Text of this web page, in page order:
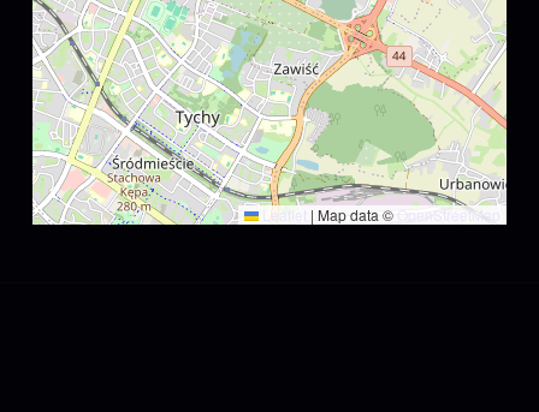
Leaflet | Map data © OpenStreetMap